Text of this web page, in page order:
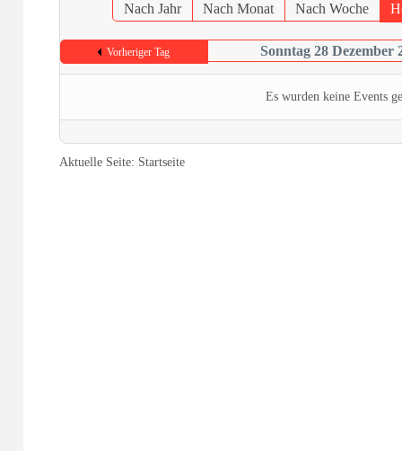
Nach Jahr Nach Monat Nach Woche
Vorheriger Tag Sonntag 28 Dezember
Es wurden keine Events
Aktuelle Seite: Startseite